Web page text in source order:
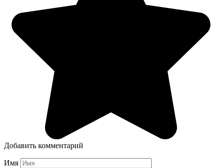
Добавить комментарий
Имя